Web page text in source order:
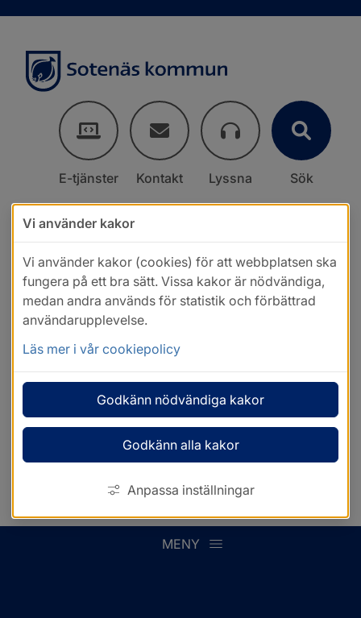
E-tjänster Kontakt Lyssna Sök
MENY
Vi använder kakor
Vi använder kakor (cookies) för att webbplatsen ska
fungera på ett bra sätt. Vissa kakor är nödvändiga,
medan andra används för statistik och förbättrad
användarupplevelse.
Läs mer i vår cookiepolicy
Godkänn nödvändiga kakor
Godkänn alla kakor
Anpassa inställningar